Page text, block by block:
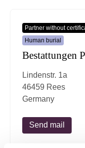
Partner without
Human burial
Bestattungen
Lindenstr. 1a
46459 Rees
Germany
Send mail